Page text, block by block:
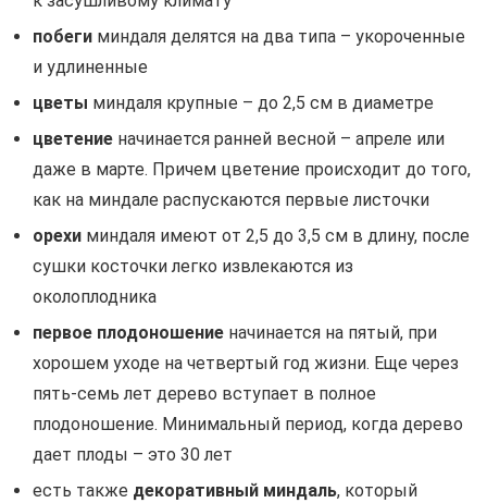
побеги миндаля делятся на два типа – укороченные
и удлиненные
цветы миндаля крупные – до 2,5 см в диаметре
цветение начинается ранней весной – апреле или
даже в марте. Причем цветение происходит до того,
как на миндале распускаются первые листочки
орехи миндаля имеют от 2,5 до 3,5 см в длину, после
сушки косточки легко извлекаются из
околоплодника
первое плодоношение начинается на пятый, при
хорошем уходе на четвертый год жизни. Еще через
пять-семь лет дерево вступает в полное
плодоношение. Минимальный период, когда дерево
дает плоды – это 30 лет
есть также декоративный миндаль, который